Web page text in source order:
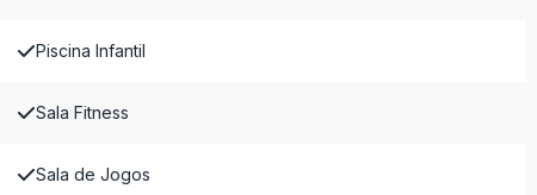
Piscina Infantil
Sala Fitness
Sala de Jogos